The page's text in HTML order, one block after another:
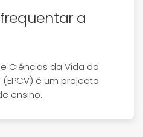
a
Ciências da Vida da
é um projecto
ensino.